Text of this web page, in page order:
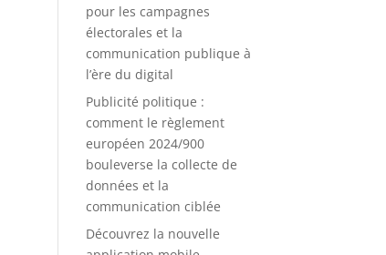
pour les campagnes
électorales et la
communication publique à
l’ère du digital
Publicité politique :
comment le règlement
européen 2024/900
bouleverse la collecte de
données et la
communication ciblée
Découvrez la nouvelle